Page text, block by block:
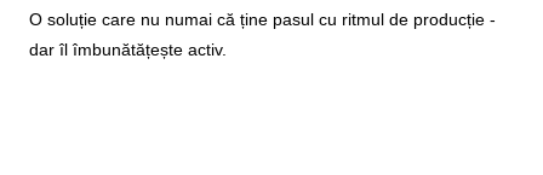
O soluție care nu numai că ține pasul cu ritmul de producție -
dar îl îmbunătățește activ.